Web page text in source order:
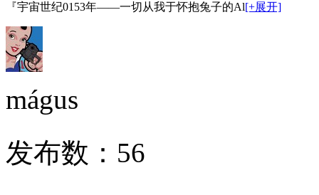
『宇宙世纪0153年——一切从我于怀抱兔子的Al[+展开]
mágus
发布数： 56